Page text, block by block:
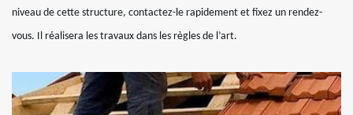
niveau de cette structure, contactez-le rapidement et fixez un rendez-
vous. Il réalisera les travaux dans les règles de l’art.